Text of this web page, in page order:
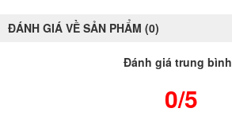
ĐÁNH GIÁ VỀ SẢN PHẨM (0)
Đánh giá trung bình
0/5